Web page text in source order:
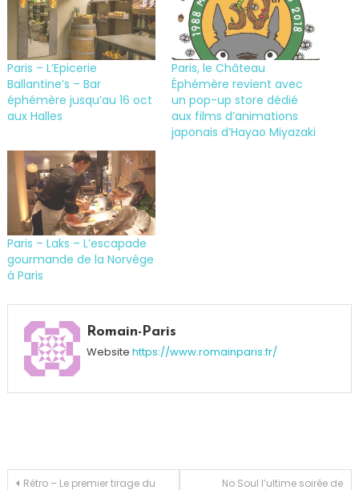
Paris – L’Epicerie
Ballantine’s – Bar
éphémère jusqu’au 16 oct
aux Halles
Paris, le Château
Éphémère revient avec
un pop-up store dédié
aux films d’animations
japonais d’Hayao Miyazaki
Paris – Laks – L’escapade
gourmande de la Norvège
à Paris
Bar
éphémère
cocktail,
The
Romain-Paris
Website https://www.romainparis.fr/
Rétro – Le premier tirage du
No Soul l’ultime soirée de